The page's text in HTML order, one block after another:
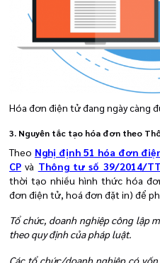
Hóa đơn điện tử đang ngày càng
3. Nguyên tắc tạo hóa đơn theo
Theo Nghị định 51 hóa đơn
CP và Thông tư số 39/2014/
thời tạo nhiều hình thức hóa
đơn điện tử, hoá đơn đặt in) để
Tổ chức, doanh nghiệp công lập
theo quy định của pháp luật.
Các tổ chức/doanh nghiệp có